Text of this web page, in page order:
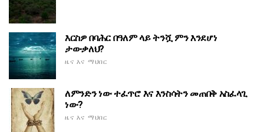
እርስዎ በባሕር በዓለም ላይ ትንሿ ምን እንደሆነ
ታውቃለህ?
ዜና እና ማህበር
ለምንድን ነው ተፈጥሮ እና እንስሳትን መጠበቅ አስፈላጊ
ነው?
ዜና እና ማህበር